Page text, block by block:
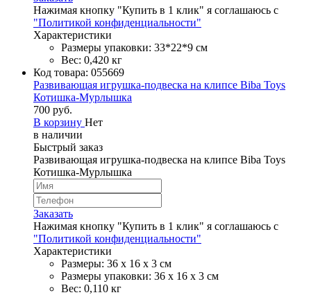
Нажимая кнопку "Купить в 1 клик" я соглашаюсь с
"Политикой конфиденциальности"
Характеристики
Размеры упаковки: 33*22*9 см
Вес: 0,420 кг
Код товара: 055669
Развивающая игрушка-подвеска на клипсе Biba Toys
Котишка-Мурлышка
700 руб.
В корзину Нет
в наличии
Быстрый заказ
Развивающая игрушка-подвеска на клипсе Biba Toys
Котишка-Мурлышка
Заказать
Нажимая кнопку "Купить в 1 клик" я соглашаюсь с
"Политикой конфиденциальности"
Характеристики
Размеры: 36 х 16 х 3 см
Размеры упаковки: 36 х 16 х 3 см
Вес: 0,110 кг